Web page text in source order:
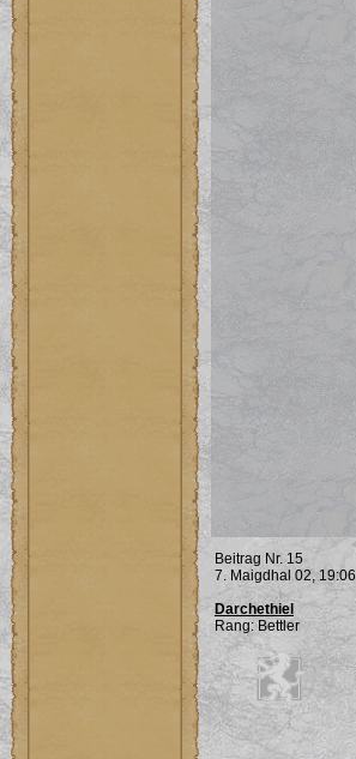
Beitrag Nr. 15
7. Maigdhal 02, 19:06
Darchethiel
Rang: Bettler